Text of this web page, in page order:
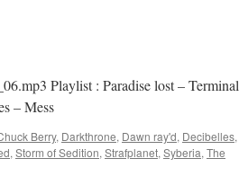
Playlist : Paradise lost – Terminal
– Mess
Berry, Darkthrone, Dawn ray'd, Decibelles,
, Storm of Sedition, Strafplanet, Syberia, The